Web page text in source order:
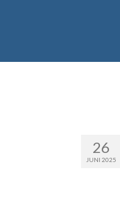
26
JUNI 2025